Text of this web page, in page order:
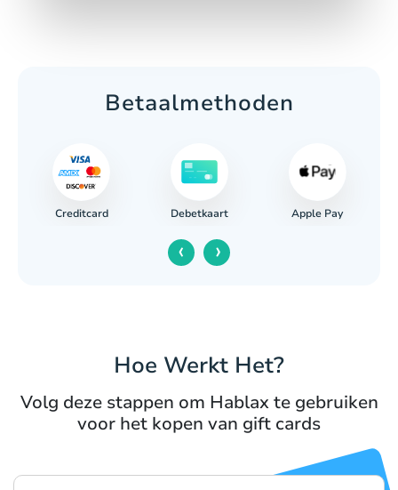
Betaalmethoden
Creditcard Debetkaart Apple Pay
‹ ›
Hoe Werkt Het?
Volg deze stappen om Hablax te gebruiken
voor het kopen van gift cards